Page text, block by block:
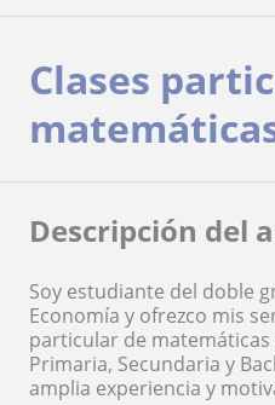
Clases
Descripción del
Soy estudiante del doble
Economía y ofrezco mis
particular de
Primaria, Secundaria y
amplia experiencia y